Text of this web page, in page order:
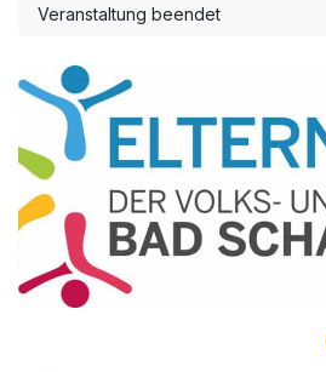
Veranstaltung beendet